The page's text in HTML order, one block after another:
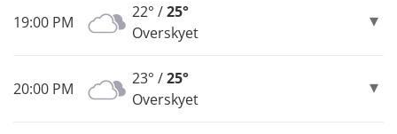
19:00 PM
22° /25°
Overskyet
20:00 PM
23° /25°
Overskyet